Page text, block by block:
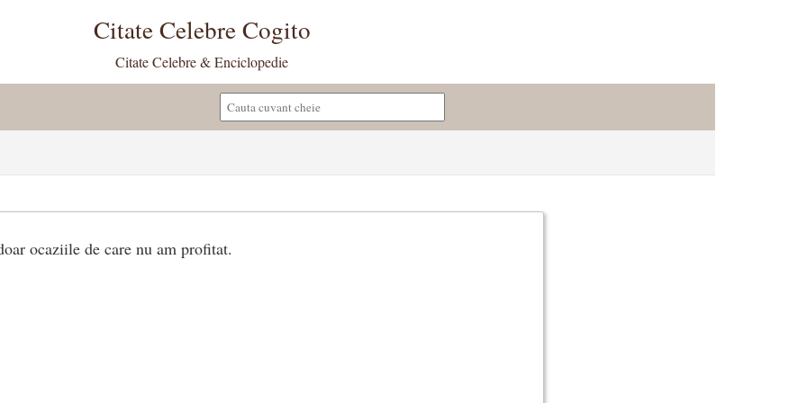
Citate Celebre Cogito
Citate Celebre & Enciclopedie
ocaziile de care nu am profitat.